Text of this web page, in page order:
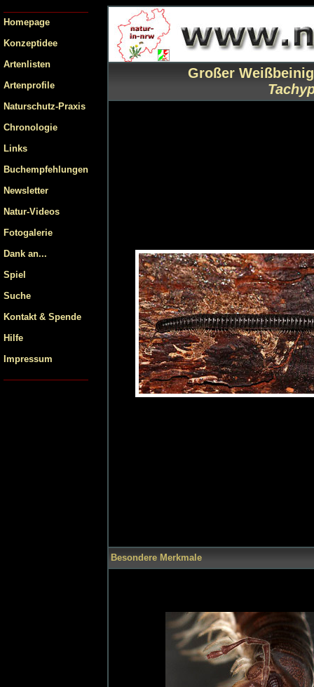
Homepage
Konzeptidee
Artenlisten
Artenprofile
Naturschutz-Praxis
Chronologie
Links
Buchempfehlungen
Newsletter
Natur-Videos
Fotogalerie
Dank an...
Spiel
Suche
Kontakt & Spende
Hilfe
Impressum
Großer
Besondere Merkmale